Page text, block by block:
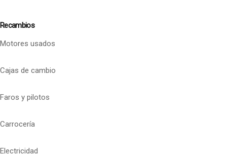
Recambios
Motores usados
Cajas de cambio
Faros y pilotos
Carrocería
Electricidad